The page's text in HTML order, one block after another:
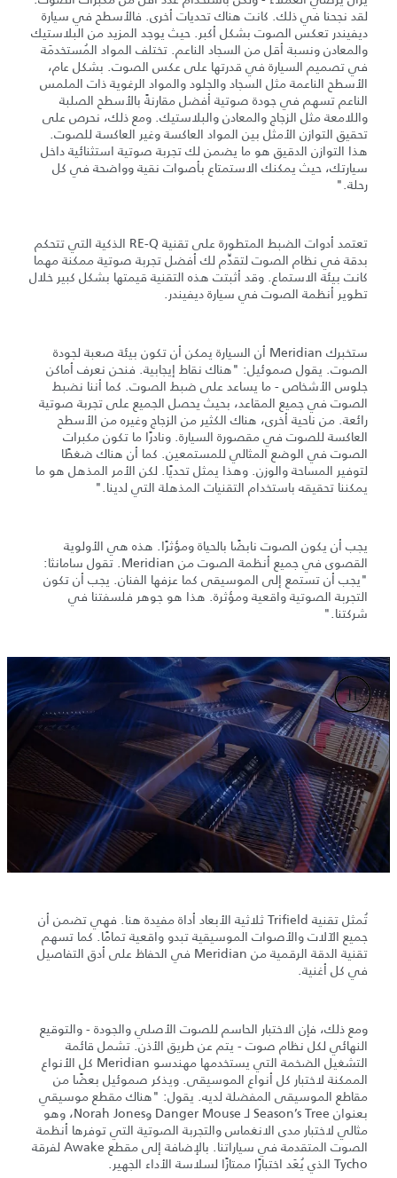
لقد نجحنا في ذلك. كانت هناك تحديات أخرى. فالأسطح في سيارة
ديفيندر تعكس الصوت بشكل أكبر. حيث يوجد المزيد من البلاستيك
والمعادن ونسبة أقل من السجاد الناعم. تختلف المواد المُستخدمَة
في تصميم السيارة في قدرتها على عكس الصوت. بشكل عام،
الأسطح الناعمة مثل السجاد والجلود والمواد الرغوية ذات الملمس
الناعم تسهم في جودة صوتية أفضل مقارنةً بالأسطح الصلبة
واللامعة مثل الزجاج والمعادن والبلاستيك. ومع ذلك، نحرص على
تحقيق التوازن الأمثل بين المواد العاكسة وغير العاكسة للصوت.
هذا التوازن الدقيق هو ما يضمن لك تجربة صوتية استثنائية داخل
سيارتك، حيث يمكنك الاستمتاع بأصوات نقية وواضحة في كل
رحلة."
تعتمد أدوات الضبط المتطورة على تقنية RE-Q الذكية التي تتحكم
بدقة في نظام الصوت لتقدِّم لك أفضل تجربة صوتية ممكنة مهما
كانت بيئة الاستماع. وقد أثبتت هذه التقنية قيمتها بشكل كبير خلال
تطوير أنظمة الصوت في سيارة ديفيندر.
ستخبرك Meridian أن السيارة يمكن أن تكون بيئة صعبة لجودة
الصوت. يقول صموئيل: "هناك نقاط إيجابية. فنحن نعرف أماكن
جلوس الأشخاص - ما يساعد على ضبط الصوت. كما أننا نضبط
الصوت في جميع المقاعد، بحيث يحصل الجميع على تجربة صوتية
رائعة. من ناحية أخرى، هناك الكثير من الزجاج وغيره من الأسطح
العاكسة للصوت في مقصورة السيارة. ونادرًا ما تكون مكبرات
الصوت في الوضع المثالي للمستمعين. كما أن هناك ضغطًا
لتوفير المساحة والوزن. وهذا يمثل تحديًا. لكن الأمر المذهل هو ما
يمكننا تحقيقه باستخدام التقنيات المذهلة التي لدينا."
يجب أن يكون الصوت نابضًا بالحياة ومؤثرًا. هذه هي الأولوية
القصوى في جميع أنظمة الصوت من Meridian. تقول سامانثا:
"يجب أن تستمع إلى الموسيقى كما عزفها الفنان. يجب أن تكون
التجربة الصوتية واقعية ومؤثرة. هذا هو جوهر فلسفتنا في
شركتنا."
تُمثل تقنية Trifield ثلاثية الأبعاد أداة مفيدة هنا. فهي تضمن أن
جميع الآلات والأصوات الموسيقية تبدو واقعية تمامًا. كما تسهم
تقنية الدقة الرقمية من Meridian في الحفاظ على أدق التفاصيل
في كل أغنية.
ومع ذلك، فإن الاختبار الحاسم للصوت الأصلي والجودة - والتوقيع
النهائي لكل نظام صوت - يتم عن طريق الأذن. تشمل قائمة
التشغيل الضخمة التي يستخدمها مهندسو Meridian كل الأنواع
الممكنة لاختبار كل أنواع الموسيقى. ويذكر صموئيل بعضًا من
مقاطع الموسيقى المفضلة لديه. يقول: "هناك مقطع موسيقي
بعنوان Season’s Tree لـ Danger Mouse وNorah Jones، وهو
مثالي لاختبار مدى الانغماس والتجربة الصوتية التي توفرها أنظمة
الصوت المتقدمة في سياراتنا. بالإضافة إلى مقطع Awake لفرقة
Tycho الذي يُعَد اختبارًا ممتازًا لسلاسة الأداء الجهير.